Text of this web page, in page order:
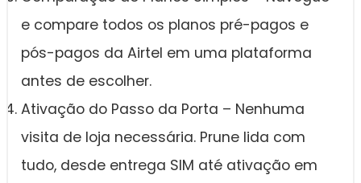
e compare todos os planos pré-pagos e
pós-pagos da Airtel em uma plataforma
antes de escolher.
Ativação do Passo da Porta – Nenhuma
visita de loja necessária. Prune lida com
tudo, desde entrega SIM até ativação em